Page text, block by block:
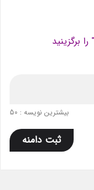
برگزینید
بیشترین نویسه : 50
ثبت دامنه